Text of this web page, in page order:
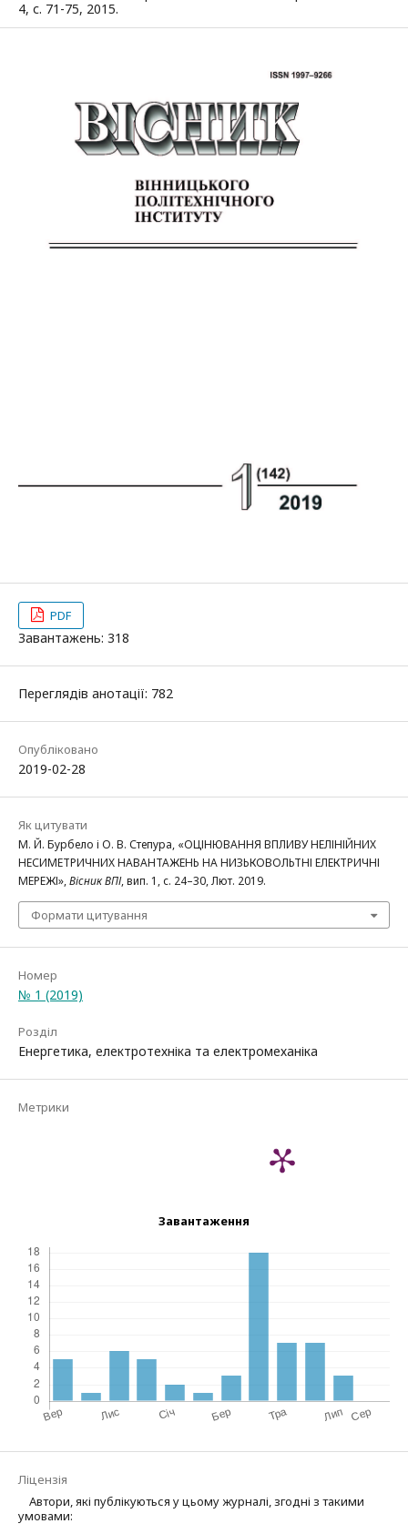
4, с. 71-75, 2015.
PDF
Завантажень: 318
Переглядів анотації: 782
Опубліковано
2019-02-28
Як цитувати
М. Й. Бурбело і О. В. Степура, «ОЦІНЮВАННЯ ВПЛИВУ НЕЛІНІЙНИХ
НЕСИМЕТРИЧНИХ НАВАНТАЖЕНЬ НА НИЗЬКОВОЛЬТНІ ЕЛЕКТРИЧНІ
МЕРЕЖІ»,Вісник ВПІ, вип. 1, с. 24–30, Лют. 2019.
Формати цитування
Номер
№ 1 (2019)
Розділ
Енергетика, електротехніка та електромеханіка
Метрики
Завантаження
Ліцензія
Автори, які публікуються у цьому журналі, згодні з такими
умовами: